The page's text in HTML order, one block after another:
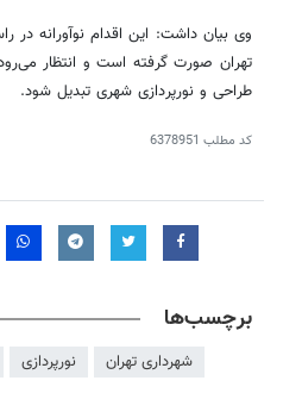
وی بیان داشت: این اقدام نوآورانه در
تهران صورت گرفته است و انتظار می‌رود
طراحی و نورپردازی شهری تبدیل شود.
کد مطلب 6378951
برچسب‌ها
شهرداری تهران نورپردازی